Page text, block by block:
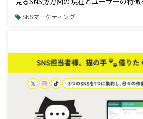
SNSマーケティング